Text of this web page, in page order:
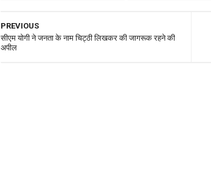
PREVIOUS
सीएम योगी ने जनता के नाम चिट्ठी लिखकर की जागरूक रहने की
अपील